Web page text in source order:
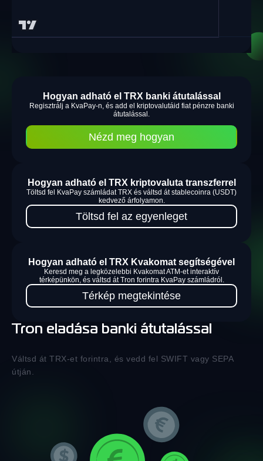
Tron eladása banki átutalással
Váltsd át TRX-et forintra, és vedd fel SWIFT vagy SEPA
útján.
Hogyan adható el TRX banki átutalással
Regisztrálj a KvaPay-n, és add el kriptovalutáid fiat pénzre banki
átutalással.
Nézd meg hogyan
Hogyan adható el TRX kriptovaluta transzferrel
Töltsd fel KvaPay számládat TRX és váltsd át stablecoinra (USDT)
kedvező árfolyamon.
Töltsd fel az egyenleget
Hogyan adható el TRX Kvakomat segítségével
Keresd meg a legközelebbi Kvakomat ATM-et interaktív
térképünkön, és váltsd át Tron forintra KvaPay számládról.
Térkép megtekintése